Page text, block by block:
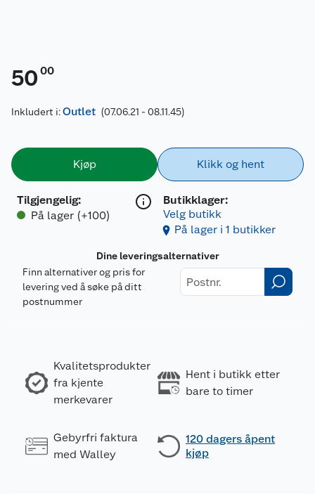
50 00
Inkludert i:Outlet (07.06.21 - 08.11.45)
Kjøp
Tilgjengelig:
På lager (+100)
Klikk og hent
Butikklager:
Velg butikk
På lager i 1 butikker
Dine leveringsalternativer
Finn alternativer og pris for
levering ved å søke på ditt
postnummer
Kvalitetsprodukter
fra kjente
merkevarer
Hent i butikk etter
bare to timer
Gebyrfri faktura
med Walley
120 dagers åpent
kjøp